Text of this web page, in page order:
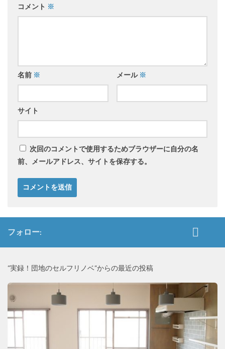
コメント ※
名前 ※ メール ※
サイト
次回のコメントで使用するためブラウザーに自分の名
前、メールアドレス、サイトを保存する。
フォロー:
”実録！団地のセルフリノベ”からの最近の投稿